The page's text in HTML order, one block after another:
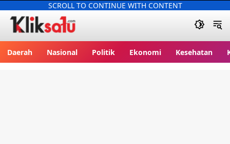
SCROLL TO CONTINUE WITH CONTENT
Daerah Nasional Politik Ekonomi Kesehatan